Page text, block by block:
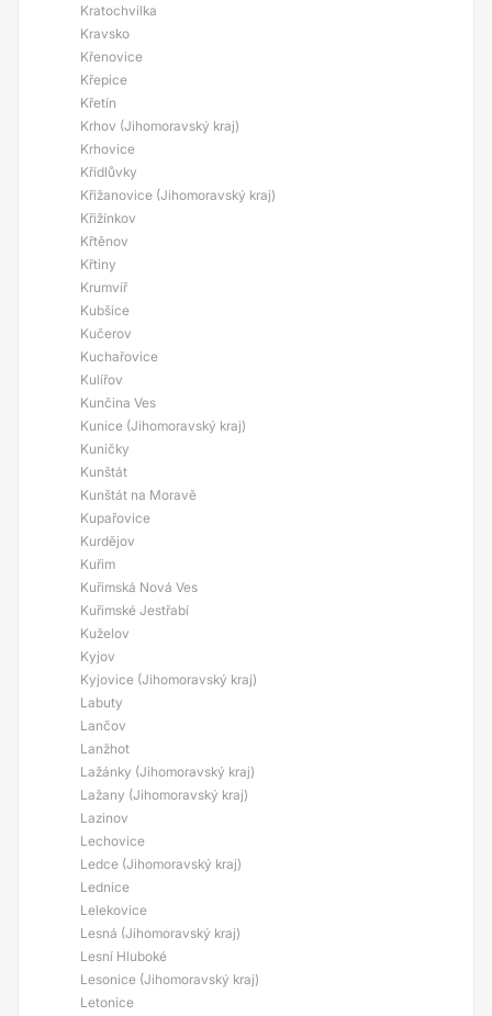
Kratochvilka
Kravsko
Křenovice
Křepice
Křetín
Krhov (Jihomoravský kraj)
Krhovice
Křídlůvky
Křižanovice (Jihomoravský kraj)
Křižínkov
Křtěnov
Křtiny
Krumvíř
Kubšice
Kučerov
Kuchařovice
Kulířov
Kunčina Ves
Kunice (Jihomoravský kraj)
Kuničky
Kunštát
Kunštát na Moravě
Kupařovice
Kurdějov
Kuřim
Kuřimská Nová Ves
Kuřimské Jestřabí
Kuželov
Kyjov
Kyjovice (Jihomoravský kraj)
Labuty
Lančov
Lanžhot
Lažánky (Jihomoravský kraj)
Lažany (Jihomoravský kraj)
Lazinov
Lechovice
Ledce (Jihomoravský kraj)
Lednice
Lelekovice
Lesná (Jihomoravský kraj)
Lesní Hluboké
Lesonice (Jihomoravský kraj)
Letonice